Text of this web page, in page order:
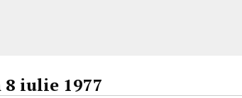
8 iulie 1977